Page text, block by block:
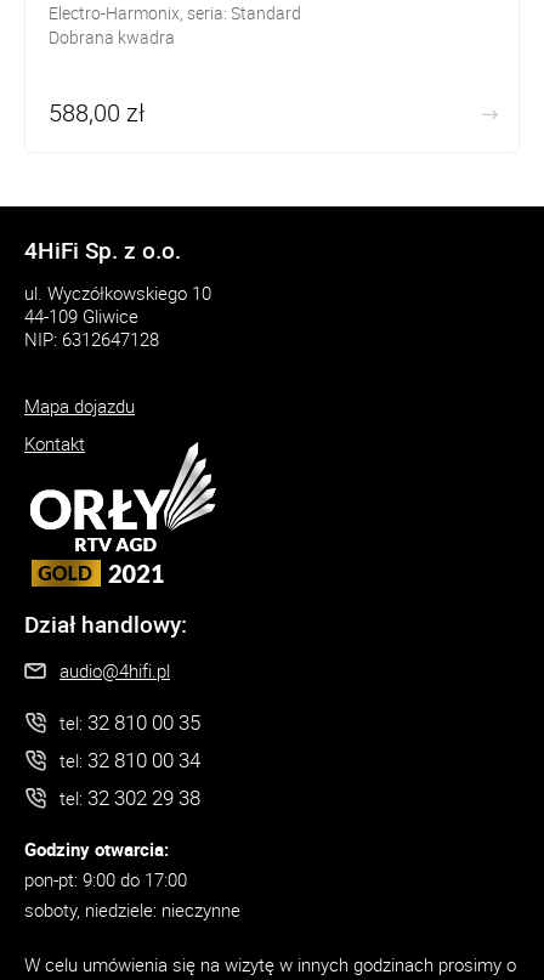
Electro-Harmonix, seria: Standard
Dobrana kwadra
588,00 zł
4HiFi Sp. z o.o.
ul. Wyczółkowskiego 10
44-109 Gliwice
NIP: 6312647128
Mapa dojazdu
Kontakt
Dział handlowy:
audio@4hifi.pl
tel: 32 810 00 35
tel: 32 810 00 34
tel: 32 302 29 38
Godziny otwarcia:
pon-pt: 9:00 do 17:00
soboty, niedziele: nieczynne
W celu umówienia się na wizytę w innych godzinach prosimy o